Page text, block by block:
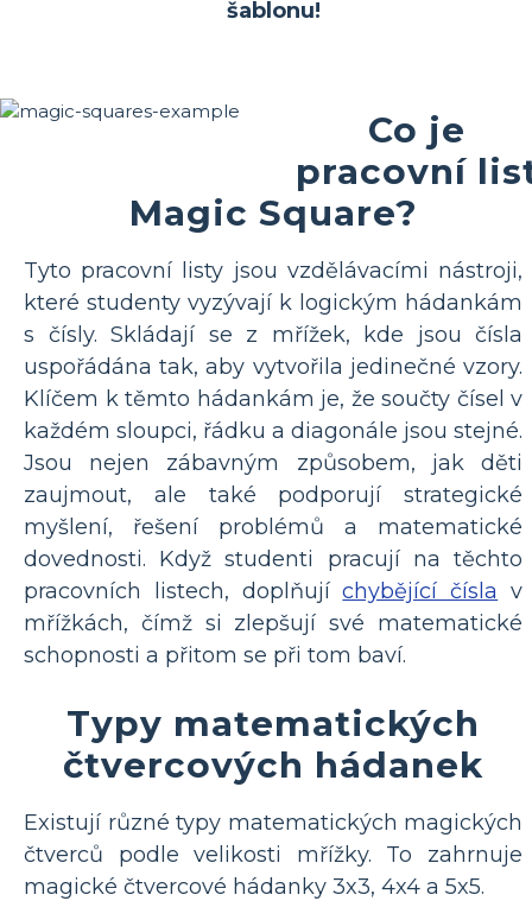
šablonu!
Co je
pracovní
Magic Square?
Tyto pracovní listy jsou vzdělávacími nástroji,
které studenty vyzývají k logickým hádankám
s čísly. Skládají se z mřížek, kde jsou čísla
uspořádána tak, aby vytvořila jedinečné vzory.
Klíčem k těmto hádankám je, že součty čísel v
každém sloupci, řádku a diagonále jsou stejné.
Jsou nejen zábavným způsobem, jak děti
zaujmout, ale také podporují strategické
myšlení, řešení problémů a matematické
dovednosti. Když studenti pracují na těchto
pracovních listech, doplňujíchybějící čísla v
mřížkách, čímž si zlepšují své matematické
schopnosti a přitom se při tom baví.
Typy matematických
čtvercových hádanek
Existují různé typy matematických magických
čtverců podle velikosti mřížky. To zahrnuje
magické čtvercové hádanky 3x3, 4x4 a 5x5.